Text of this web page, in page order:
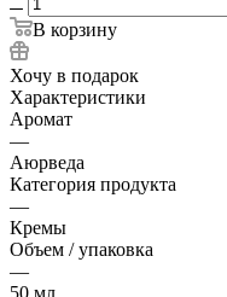
В корзину
Хочу в подарок
Характеристики
Аромат
—
Аюрведа
Категория продукта
—
Кремы
Объем / упаковка
—
50 мл